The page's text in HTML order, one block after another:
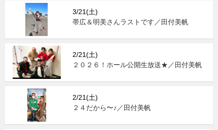
3/21(土)
帯広＆明美さんラストです／田付美帆
2/21(土)
２０２６！ホール公開生放送★／田付美帆
2/21(土)
２４だから〜♪／田付美帆